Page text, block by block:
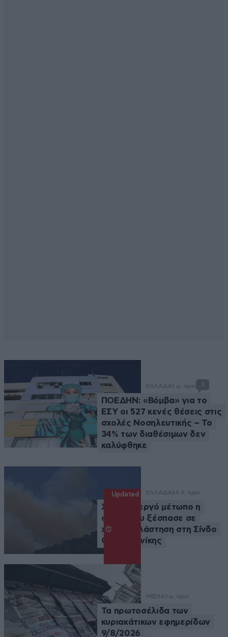
ΕΛΛΑΔΑ 1 ω. πριν 3
ΠΟΕΔΗΝ: «Βόμβα» για το
ΕΣΥ οι 527 κενές θέσεις στις
σχολές Νοσηλευτικής – Το
34% των διαθέσιμων δεν
καλύφθηκε
Updated ΕΛΛΑΔΑ34 λ. πριν
Χωρίς ενεργό μέτωπο η
φωτιά που ξέσπασε σε
χαμηλή βλάστηση στη Σίνδο
Θεσσαλονίκης
MEDIA 1 ω. πριν
Τα πρωτοσέλιδα των
κυριακάτικων εφημερίδων
9/8/2026